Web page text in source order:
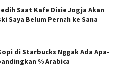
Saat Kafe Dixie Jogja Akan
Saya Belum Pernah ke Sana
di Starbucks Nggak Ada Apa-
% Arabica